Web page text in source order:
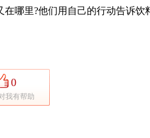
里?他们用自己的行动告诉饮
0
我有帮助